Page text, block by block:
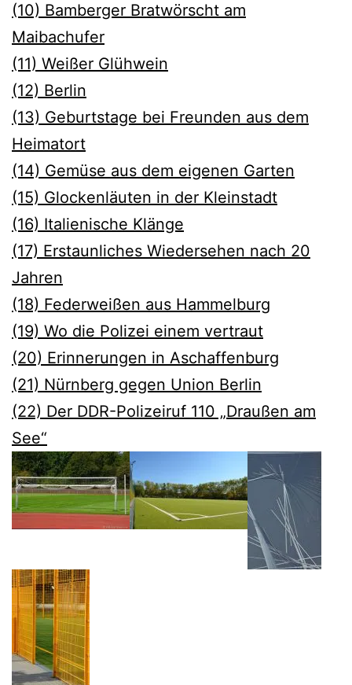
(10) Bamberger Bratwörscht am
Maibachufer
(11) Weißer Glühwein
(12) Berlin
(13) Geburtstage bei Freunden aus dem
Heimatort
(14) Gemüse aus dem eigenen Garten
(15) Glockenläuten in der Kleinstadt
(16) Italienische Klänge
(17) Erstaunliches Wiedersehen nach 20
Jahren
(18) Federweißen aus Hammelburg
(19) Wo die Polizei einem vertraut
(20) Erinnerungen in Aschaffenburg
(21) Nürnberg gegen Union Berlin
(22) Der DDR-Polizeiruf 110 „Draußen am
See“